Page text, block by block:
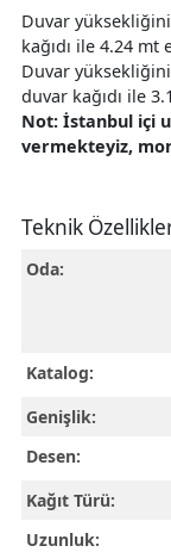
Duvar
kağıdı ile 4.24
Duvar
duvar kağıdı ile
Not: İstanbul içi
vermekteyiz,
Teknik
Oda:
Katalog:
Genişlik:
Desen:
Kağıt Türü:
Uzunluk: